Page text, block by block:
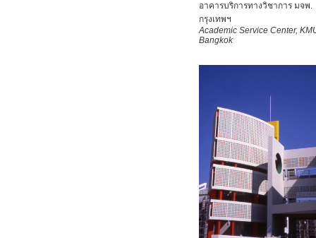
อาคารบริการทางวิชาการ มจพ.
กรุงเทพฯ
Academic Service Center,
Bangkok